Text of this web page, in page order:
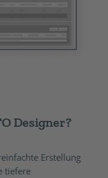
Designer?
Erstellung
tiefere